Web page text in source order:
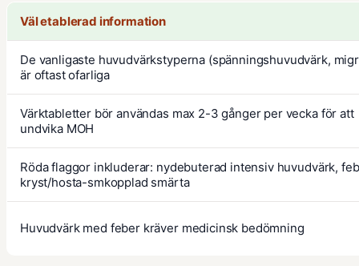
Väl etablerad information
De vanligaste huvudvärkstyperna (spänningshuvudvärk,
är oftast ofarliga
Värktabletter bör användas max 2-3 gånger per vecka för att
undvika MOH
Röda flaggor inkluderar: nydebuterad intensiv huvudvärk,
kryst/hosta-smkopplad smärta
Huvudvärk med feber kräver medicinsk bedömning